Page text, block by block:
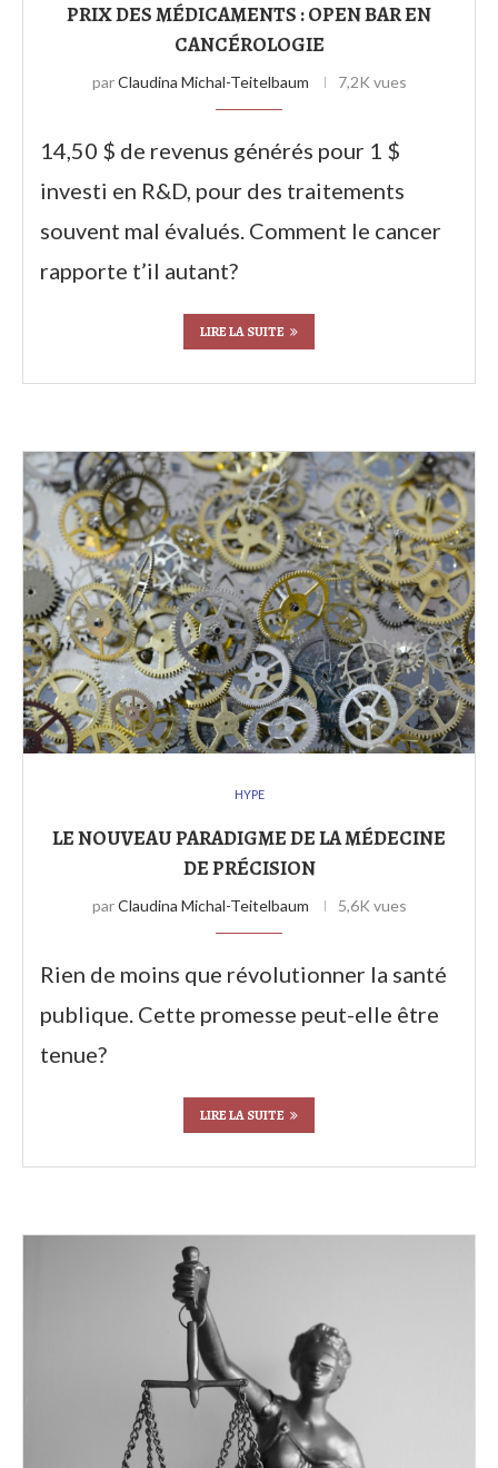
PRIX DES MÉDICAMENTS : OPEN BAR EN
CANCÉROLOGIE
parClaudina Michal-Teitelbaum 7,2K vues
14,50 $ de revenus générés pour 1 $
investi en R&D, pour des traitements
souvent mal évalués. Comment le cancer
rapporte t’il autant?
LIRE LA SUITE
HYPE
LE NOUVEAU PARADIGME DE LA MÉDECINE
DE PRÉCISION
parClaudina Michal-Teitelbaum 5,6K vues
Rien de moins que révolutionner la santé
publique. Cette promesse peut-elle être
tenue?
LIRE LA SUITE